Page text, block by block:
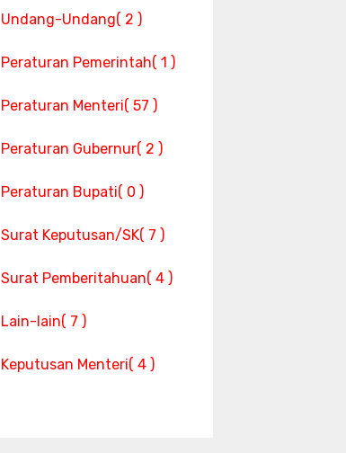
Undang-Undang( 2 )
Peraturan Pemerintah( 1 )
Peraturan Menteri( 57 )
Peraturan Gubernur( 2 )
Peraturan Bupati( 0 )
Surat Keputusan/SK( 7 )
Surat Pemberitahuan( 4 )
Lain-lain( 7 )
Keputusan Menteri( 4 )